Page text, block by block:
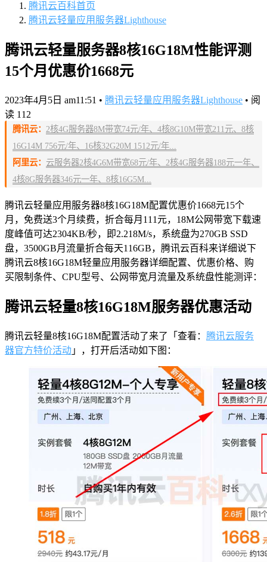
腾讯云百科首页
腾讯云轻量应用服务器Lighthouse
腾讯云轻量服务器8核16G18M性能评测
15个月优惠价1668元
2023年4月5日 am11:51 • 腾讯云轻量应用服务器Lighthouse • 阅
读 112
腾讯云： 2核4G服务器8M带宽74元/年、4核8G10M带宽211元、8核
16G14M 756元/年、16核32G20M 1512元/年...
阿里云： 云服务器2核4G6M带宽68元/年、2核4G服务器188元一年、
4核8G服务器346元一年、8核16G5M...
腾讯云轻量应用服务器8核16G18M配置优惠价1668元15个
月，免费送3个月续费，折合每月111元，18M公网带宽下载速
度峰值可达2304KB/秒，即2.218M/s，系统盘为270GB SSD
盘，3500GB月流量折合每天116GB，腾讯云百科来详细说下
腾讯云8核16G18M轻量应用服务器详细配置、优惠价格、购
买限制条件、CPU型号、公网带宽月流量及系统盘性能测评：
腾讯云轻量8核16G18M服务器优惠活动
腾讯云轻量8核16G18M配置活动了来了「查看： 腾讯云服务
器官方特价活动 」，打开后活动如下图：